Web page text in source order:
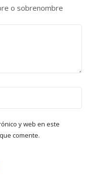
o sobrenombre
y web en este
comente.